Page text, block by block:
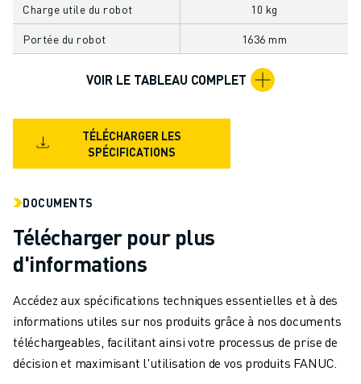
ENTRETIEN DES MACHINES
MANUTENTION
PEINTURE
INSPECTION DE LA VISION
DÉCOUPAGE PAR FIL EDM
SERVICE CLIENTÈLE
TERRAIN ET MAINTENANCE
SUPPORT TECHNIQUE À DISTANCE
REMISE À NEUF
OUTILS DE SERVICE NUMÉRIQUE
E-STORE
CENTRE DE TÉLÉCHARGEMENT " MYFANUC
Charge utile du robot 10 kg
Portée du robot 1636 mm
VOIR LE TABLEAU COMPLET
TÉLÉCHARGER LES
SPÉCIFICATIONS
DOCUMENTS
Télécharger pour plus
d'informations
Accédez aux spécifications techniques essentielles et à des
informations utiles sur nos produits grâce à nos documents
téléchargeables, facilitant ainsi votre processus de prise de
décision et maximisant l'utilisation de vos produits FANUC.